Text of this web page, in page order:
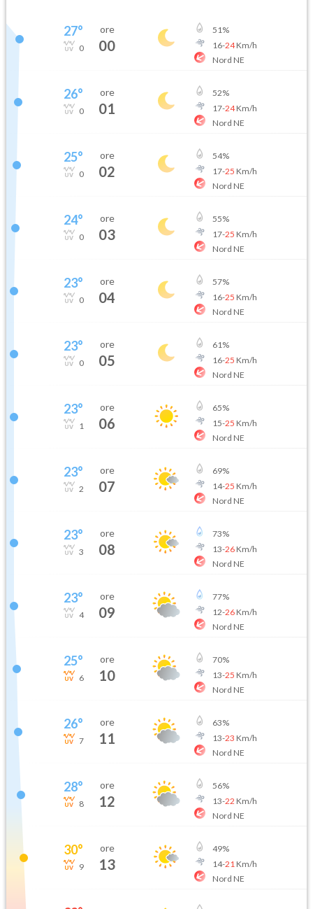
27°
0
ore
00
51%
16-24Km/h
Nord NE
26°
0
ore
01
52%
17-24Km/h
Nord NE
25°
0
ore
02
54%
17-25 Km/h
Nord NE
24°
0
ore
03
55%
17-25 Km/h
Nord NE
23°
0
ore
04
57%
16-25 Km/h
Nord NE
23°
0
ore
05
61%
16-25 Km/h
Nord NE
23°
1
ore
06
65%
15-25 Km/h
Nord NE
23°
2
ore
07
69%
14-25 Km/h
Nord NE
23°
3
ore
08
73%
13-26Km/h
Nord NE
23°
4
ore
09
77%
12-26Km/h
Nord NE
25°
6
ore
10
70%
13-25 Km/h
Nord NE
26°
7
ore
11
63%
13-23 Km/h
Nord NE
28°
8
ore
12
56%
13-22 Km/h
Nord NE
30°
9
ore
13
49%
14-21 Km/h
Nord NE